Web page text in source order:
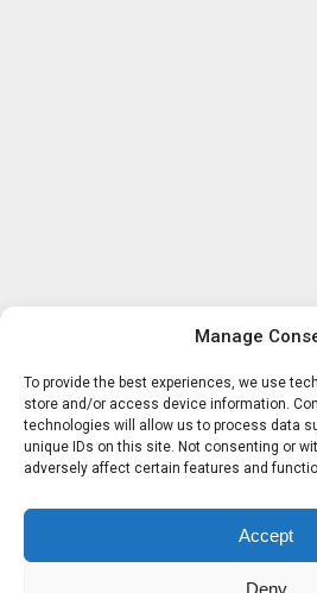
Manage
To provide the best experiences, we use
store and/or access device information.
technologies will allow us to process data
unique IDs on this site. Not consenting or
adversely affect certain features and
Accept
Deny